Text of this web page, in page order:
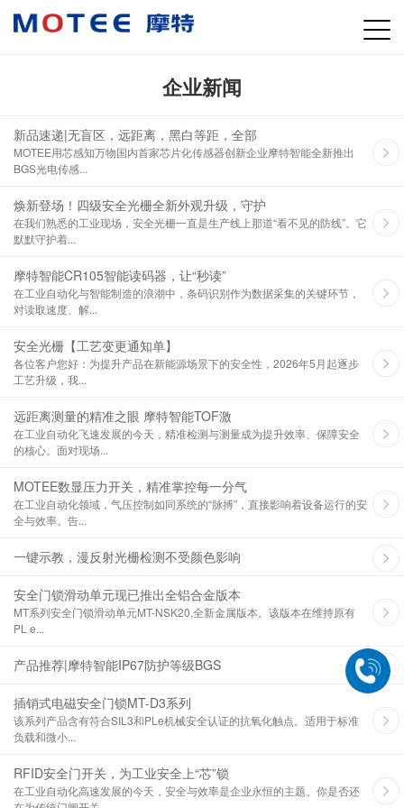
企业新闻
新品速递|无盲区，远距离，黑白等距，全部
MOTEE用芯感知万物国内首家芯片化传感器创新企业摩特智能全新推出
BGS光电传感...
焕新登场！四级安全光栅全新外观升级，守护
在我们熟悉的工业现场，安全光栅一直是生产线上那道“看不见的防线”。它
默默守护着...
摩特智能CR105智能读码器，让“秒读”
在工业自动化与智能制造的浪潮中，条码识别作为数据采集的关键环节，
对读取速度、解...
安全光栅【工艺变更通知单】
各位客户您好：为提升产品在新能源场景下的安全性，2026年5月起逐步
工艺升级，我...
远距离测量的精准之眼 摩特智能TOF激
在工业自动化飞速发展的今天，精准检测与测量成为提升效率、保障安全
的核心。面对现场...
MOTEE数显压力开关，精准掌控每一分气
在工业自动化领域，气压控制如同系统的“脉搏”，直接影响着设备运行的安
全与效率。告...
一键示教，漫反射光栅检测不受颜色影响
安全门锁滑动单元现已推出全铝合金版本
MT系列安全门锁滑动单元MT-NSK20,全新金属版本。该版本在维持原有
PL e...
产品推荐|摩特智能IP67防护等级BGS
插销式电磁安全门锁MT-D3系列
该系列产品含有符合SIL3和PLe机械安全认证的抗氧化触点。适用于标准
负载和微小...
RFID安全门开关，为工业安全上“芯”锁
在工业自动化高速发展的今天，安全与效率是企业永恒的主题。你是否还